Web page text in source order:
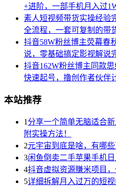
+进阶，一部手机月入过
素人短视频带货实操经验
全流程，一套可复制的带
抖音58W粉丝博主荧幕春
说，零基础搞定影视解说
抖音162W粉丝博主同款
快速起号，撸创作者伙伴
本站推荐
1 分享一个简单无脑适合
附实操方法！
2元宇宙到底是啥，有哪
3闲鱼倒卖二手苹果手机
4抖音虚拟资源賺米项目
5详细拆解月入过万的短